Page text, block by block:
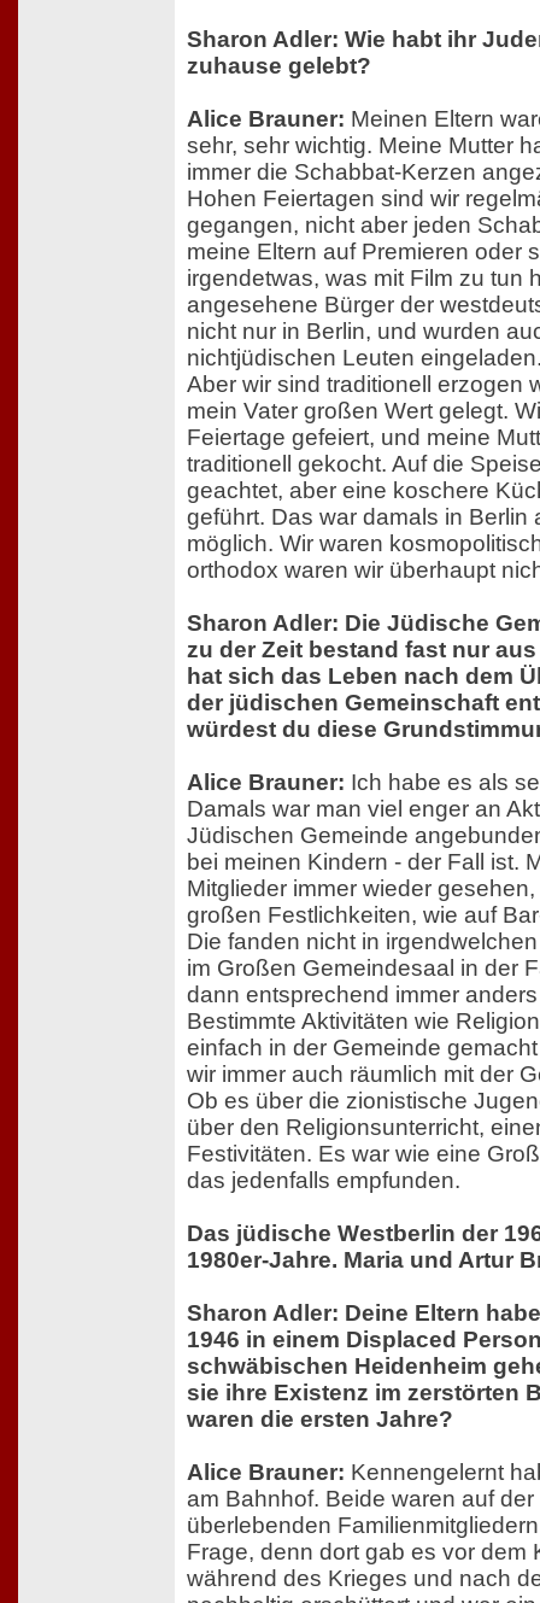
Sharon Adler: Wie habt ihr
zuhause gelebt?
Alice Brauner: Meinen Eltern
sehr, sehr wichtig. Meine Mutter
immer die Schabbat-Kerzen
Hohen Feiertagen sind wir
gegangen, nicht aber jeden
meine Eltern auf Premieren oder
irgendetwas, was mit Film zu tun
angesehene Bürger der
nicht nur in Berlin, und wurden
nichtjüdischen Leuten
Aber wir sind traditionell erzogen
mein Vater großen Wert gelegt.
Feiertage gefeiert, und meine
traditionell gekocht. Auf die
geachtet, aber eine koschere
geführt. Das war damals in Berlin
möglich. Wir waren
orthodox waren wir überhaupt
Sharon Adler: Die Jüdische
zu der Zeit bestand fast nur
hat sich das Leben nach dem
der jüdischen Gemeinschaft
würdest du diese
Alice Brauner: Ich habe es als
Damals war man viel enger an
Jüdischen Gemeinde
bei meinen Kindern - der Fall ist.
Mitglieder immer wieder
großen Festlichkeiten, wie auf
Die fanden nicht in
im Großen Gemeindesaal in der
dann entsprechend immer
Bestimmte Aktivitäten wie
einfach in der Gemeinde
wir immer auch räumlich mit der
Ob es über die zionistische
über den Religionsunterricht,
Festivitäten. Es war wie eine
das jedenfalls empfunden.
Das jüdische Westberlin der
1980er-Jahre. Maria und Artur
Sharon Adler: Deine Eltern
1946 in einem Displaced
schwäbischen Heidenheim
sie ihre Existenz im zerstörten
waren die ersten Jahre?
Alice Brauner: Kennengelernt
am Bahnhof. Beide waren auf
überlebenden
Frage, denn dort gab es vor dem
während des Krieges und nach